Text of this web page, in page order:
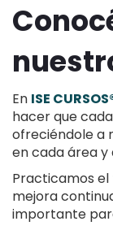
En ISE
hacer que
ofreciéndole a
en cada área
Practicamos
mejora
importante